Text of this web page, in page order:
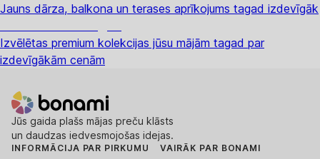
Jauns dārza, balkona un terases aprīkojums tagad izdevīgāk
Izvēlētas premium kolekcijas jūsu mājām tagad par
izdevīgākām cenām
Jūs gaida plašs mājas preču klāsts
un daudzas iedvesmojošas idejas.
INFORMĀCIJA PAR PIRKUMU VAIRĀK PAR BONAMI